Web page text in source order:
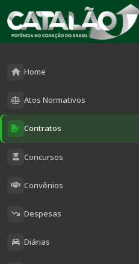
Home
Atos Normativos
Contratos
Concursos
Convênios
Despesas
Diárias